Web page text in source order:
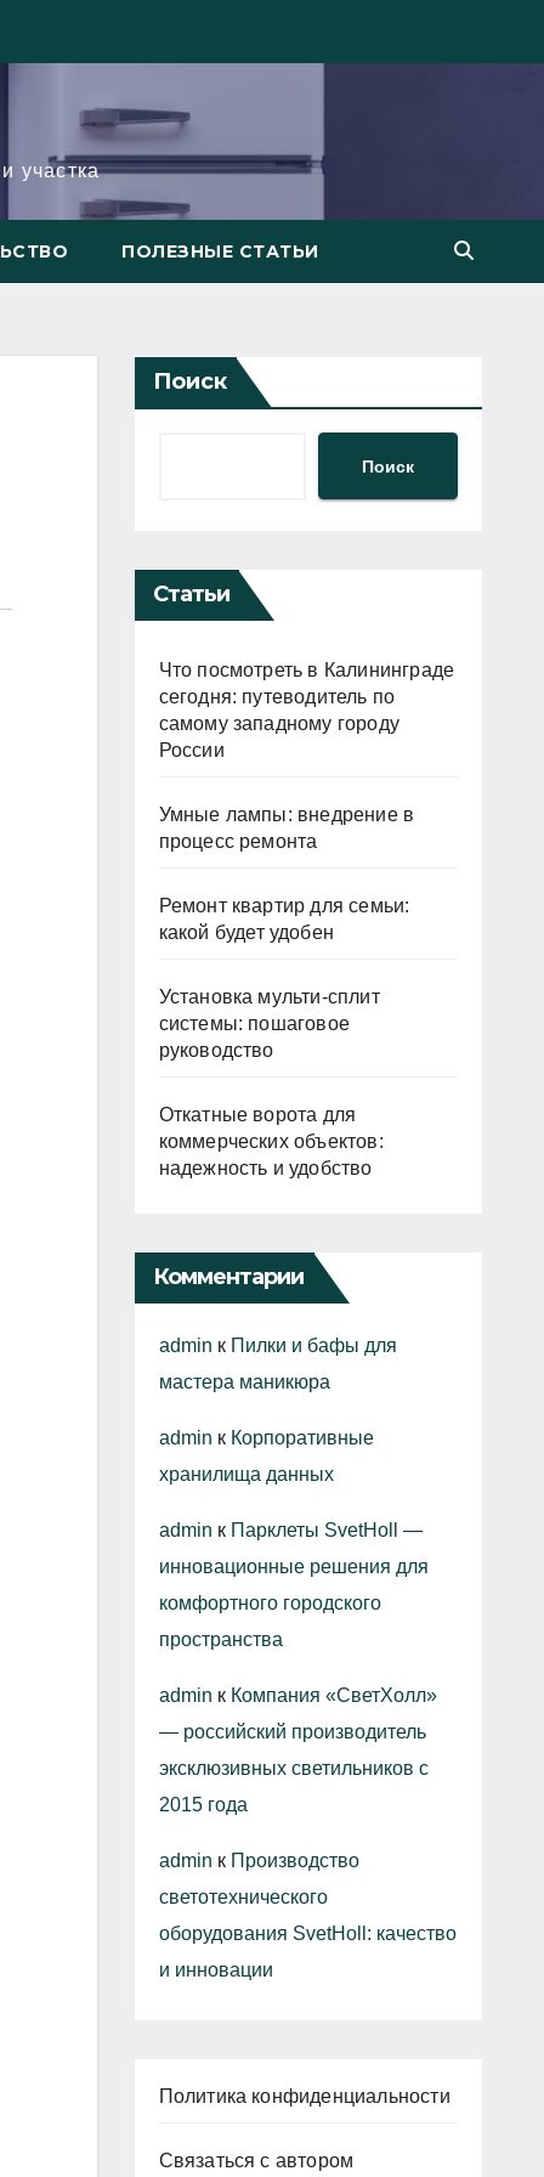
участка
ПОЛЕЗНЫЕ СТАТЬИ
Поиск
Поиск
Статьи
Что посмотреть в Калининграде
сегодня: путеводитель по
самому западному городу
России
Умные лампы: внедрение в
процесс ремонта
Ремонт квартир для семьи:
какой будет удобен
Установка мульти-сплит
системы: пошаговое
руководство
Откатные ворота для
коммерческих объектов:
надежность и удобство
Комментарии
admin к Пилки и бафы для
мастера маникюра
admin к Корпоративные
хранилища данных
admin к Парклеты SvetHoll —
инновационные решения для
комфортного городского
пространства
admin к Компания «СветХолл»
— российский производитель
эксклюзивных светильников с
2015 года
admin к Производство
светотехнического
оборудования SvetHoll: качество
и инновации
Политика конфиденциальности
Связаться с автором